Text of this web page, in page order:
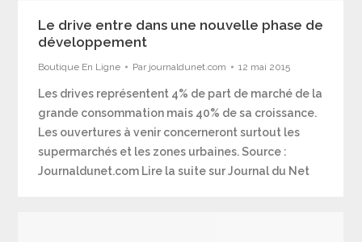
Le drive entre dans une nouvelle phase de
développement
Boutique En Ligne Par journaldunet.com 12 mai 2015
Les drives représentent 4% de part de marché de la
grande consommation mais 40% de sa croissance.
Les ouvertures à venir concerneront surtout les
supermarchés et les zones urbaines. Source :
Journaldunet.com Lire la suite sur Journal du Net